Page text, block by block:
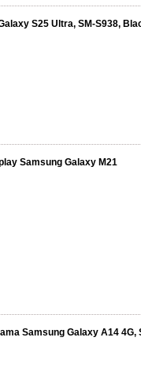
S25 Ultra, SM-S938,
Samsung Galaxy M21
Samsung Galaxy A14 4G,